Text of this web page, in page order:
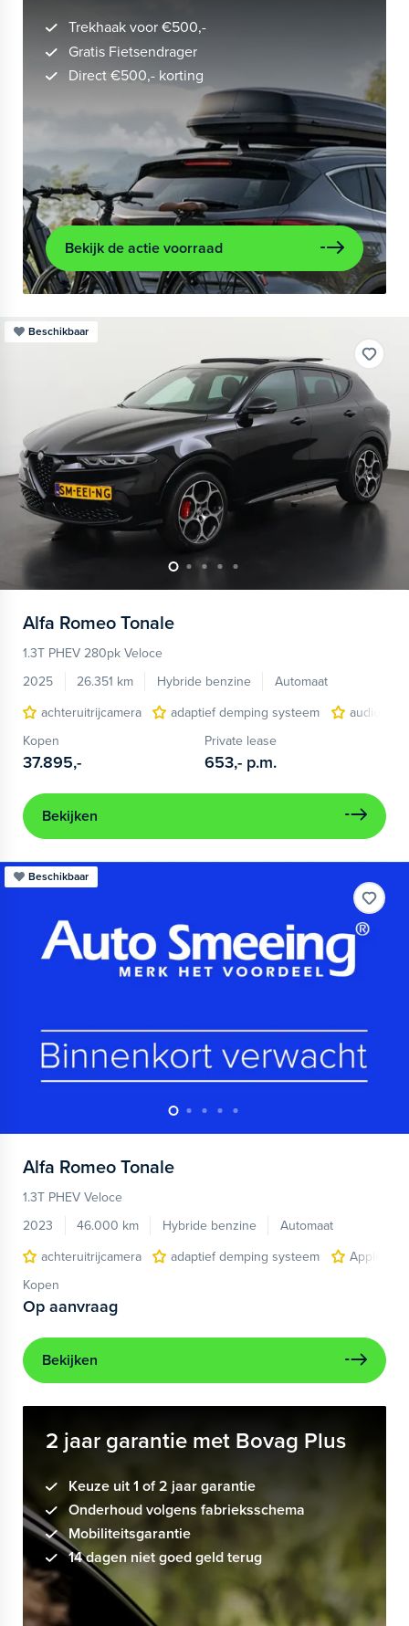
Trekhaak voor €500,-
Gratis Fietsendrager
Direct €500,- korting
Bekijk de actie voorraad
Beschikbaar
Alfa Romeo Tonale
1.3T PHEV 280pk Veloce
2025
26.351 km Hybride benzine
Automaat
achteruitrijcamera
adaptief demping systeem
audio
Kopen
37.895,-
Private lease
653,- p.m.
Bekijken
Beschikbaar
Alfa Romeo Tonale
1.3T PHEV Veloce
2023
46.000 km Hybride benzine
Automaat
achteruitrijcamera
adaptief demping systeem
Apple
Kopen
Op aanvraag
Bekijken
2 jaar garantie met Bovag Plus
Keuze uit 1 of 2 jaar garantie
Onderhoud volgens fabrieksschema
Mobiliteitsgarantie
14 dagen niet goed geld terug